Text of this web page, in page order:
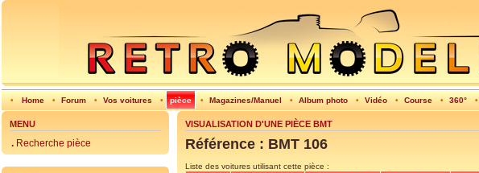
• Home • Forum • Vos voitures • pièce • Magazines/Manuel • Album photo • Vidéo • Course • 360° •
MENU
. Recherche pièce
VISUALISATION D'UNE PIÈCE BMT
Référence : BMT 106
Liste des voitures utilisant cette pièce :